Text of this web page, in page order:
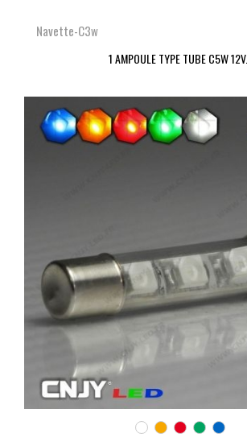
Navette-C3w
1 AMPOULE TYPE TUBE C5W 12V...